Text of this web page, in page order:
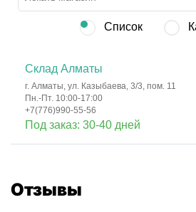
Список
Склад Алматы
г. Алматы, ул. Казыбаева, 3/3, пом. 11
Пн.-Пт. 10:00-17:00
+7(776)990-55-56
Под заказ: 30-40 дней
Отзывы